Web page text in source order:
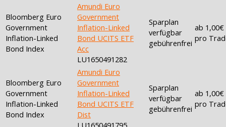
Bloomberg Euro
Government
Inflation-Linked
Bond Index
Amundi Euro
Government
Inflation-Linked
Bond UCITS ETF
Acc
LU1650491282
Sparplan
verfügbar
gebührenfrei
ab 1,00€
pro
Bloomberg Euro
Government
Inflation-Linked
Bond Index
Amundi Euro
Government
Inflation-Linked
Bond UCITS ETF
Dist
LU1650491795
Sparplan
verfügbar
gebührenfrei
ab 1,00€
pro